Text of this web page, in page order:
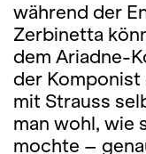
während der
Zerbinetta
dem Ariadne-
der
mit Strauss
man wohl, wie
mochte –